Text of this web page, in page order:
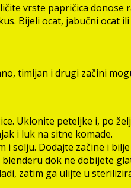
vrste papričica donose
Bijeli ocat, jabučni ocat
timijan i drugi začini
Uklonite peteljke i, po
i luk na sitne komade.
i solju. Dodajte začine i
dok ne dobijete
zatim ga ulijte u